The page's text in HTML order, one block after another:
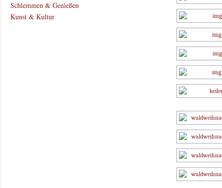
Schlemmen & Genießen
Kunst & Kultur